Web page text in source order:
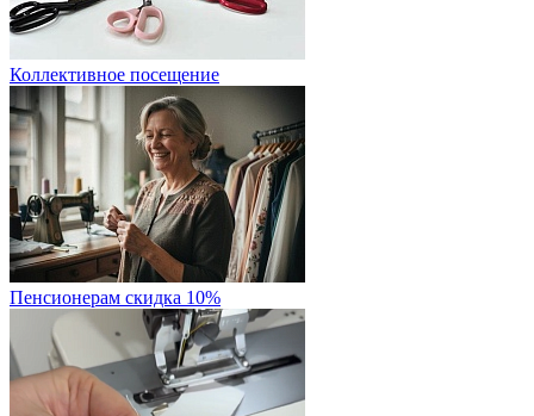
Коллективное посещение
Пенсионерам скидка 10%